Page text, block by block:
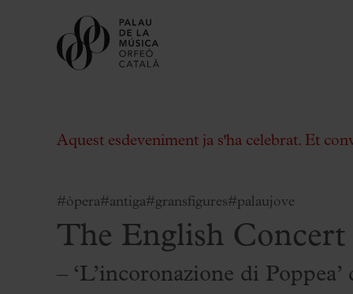
Comprar entrades
Regala Palau
Aquest esdeveniment ja s'ha celebrat. Et
#òpera#antiga#gransfigures#palaujove
The English
– ‘L’incoronazione di